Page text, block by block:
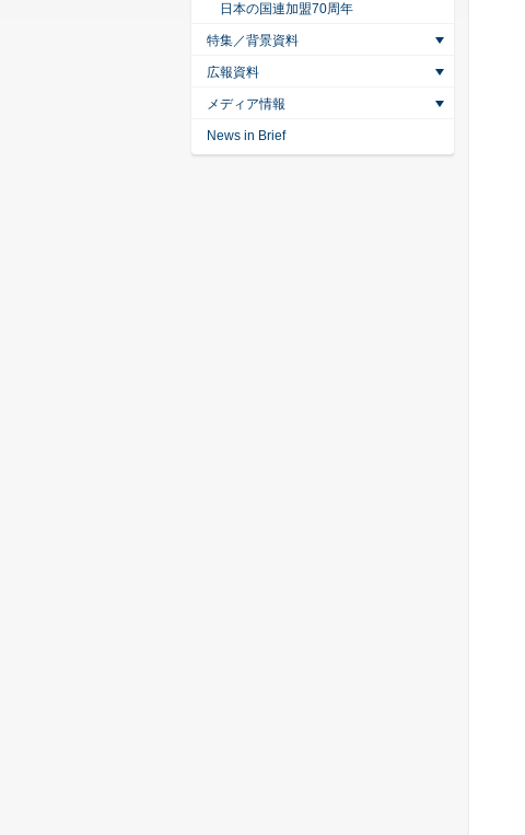
日本の国連加盟70周年
特集／背景資料
広報資料
メディア情報
News in Brief